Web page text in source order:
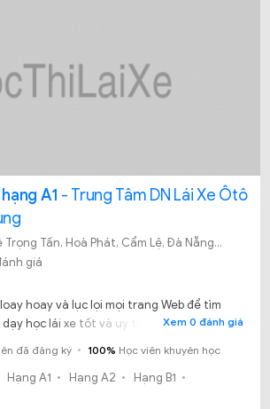
A1 - Trung Tâm DN Lái Xe Ôtô
224 Lê Trọng Tấn, Hoà Phát, Cẩm Lệ, Đà Nẵng
giá
hoay và lục lọi mọi trang Web để tìm
học lái xe tốt và uy tín tại Thành phố Đà
quả là bạn vẫn không biết học tại đâu là
tâm DN lái xe ôtô - môtô miền Trung,
xe chất lượng?
Xem 0 đánh giá
đã đăng ký 100% Học viên khuyên học
Hạng A1 Hạng A2
Hạng B1